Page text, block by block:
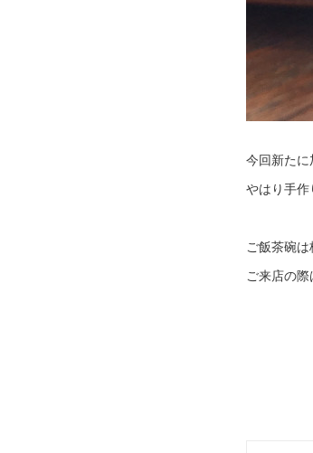
今回新た
やはり手作
ご飯茶碗は
ご来店の